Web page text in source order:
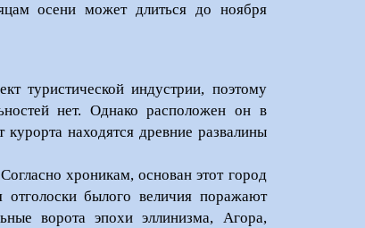
осени может длиться до ноября
туристической индустрии, поэтому
нет. Однако расположен он в
находятся древние развалины
хроникам, основан этот город
былого величия поражают
ворота эпохи эллинизма, Агора,